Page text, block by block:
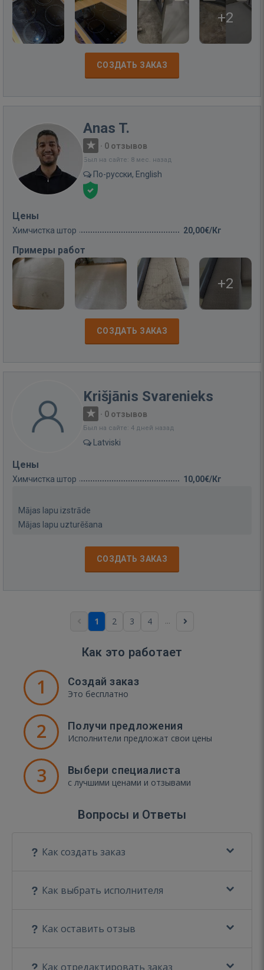
+2
СОЗДАТЬ ЗАКАЗ
Anas T.
· 0 отзывов
Был на сайте: 8 мес. назад
По-русски, English
Цены
Химчистка штор 20,00€/Кг
Примеры работ
+2
СОЗДАТЬ ЗАКАЗ
Krišjānis Svarenieks
· 0 отзывов
Был на сайте: 4 дней назад
Latviski
Цены
Химчистка штор 10,00€/Кг
Mājas lapu izstrāde
Mājas lapu uzturēšana
СОЗДАТЬ ЗАКАЗ
1 2 3 4 ...
Как это работает
1 Создай заказ
Это бесплатно
2 Получи предложения
Исполнители предложат свои цены
3 Выбери специалиста
с лучшими ценами и отзывами
Вопросы и Ответы
Как создать заказ
Как выбрать исполнителя
Как оставить отзыв
Как отредактировать заказ